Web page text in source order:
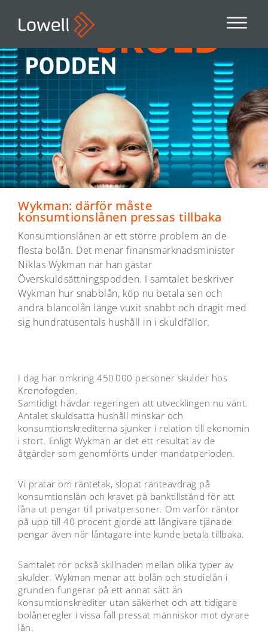
Wykman: därför måste
konsumtionslånen pressas tillbaka
Konsumtionslånen är ett större problem än de
flesta bolån. Det menar finansmarknadsminister
Niklas Wykman när han gästar
Överskuldsättningspodden. I samtalet beskriver
Wykman hur snabblån, köp nu betala sen och
andra blancolån länge vuxit snabbt och dragit med
sig hundratusentals hushåll in i skuldfällor.
I dag har omkring 450 000 personer skulder hos
Kronofogden.
Samtidigt hävdar regeringen att utvecklingen nu vänt.
Antalet skuldsatta hushåll minskar och
konsumtionskrediterna sjunker i relation till ekonomin
i stort. Enligt Wykman är det ett resultat av de
åtgärder som genomförts under mandatperioden.
Vi pratar om räntetak, slopat ränteavdrag på
konsumtionslån och kravet på banktillstånd för att
låna ut pengar till privatpersoner. Om varför räntor
på upp till 40 procent gjorde att långivare tjänade
pengar även när låntagare inte kunde betala tillbaka.
Samtalet rör också skillnaden mellan olika typer av
skulder. Wykman menar att bolån och studielån i
grunden fungerar på ett annat sätt än
konsumtionskrediter utan säkerhet och att tidigare
bolåneregler i vissa fall pressat människor mot dyrare
lån.